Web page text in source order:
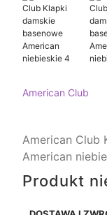
American Club
American Club
American
Produkt